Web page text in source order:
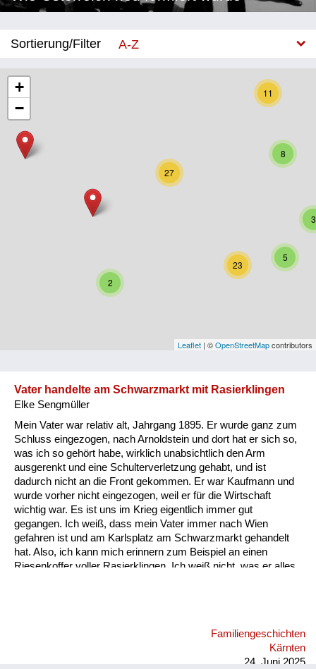
Sortierung/Filter
A-Z
Kärnten
Vorarlberg
Besatzungsmächte
Frauen, Mütter, Kinder
Versorgung
Heimkehrer
Fluchtgeschichten
Wiederaufbau und
8
23
27
3
2
11
5
+
−
Leaflet | ©OpenStreetMapcontributors
Vater handelte am Schwarzmarkt mit Rasierklingen
Elke Sengmüller
Mein Vater war relativ alt, Jahrgang 1895. Er wurde ganz zum
Schluss eingezogen, nach Arnoldstein und dort hat er sich so,
was ich so gehört habe, wirklich unabsichtlich den Arm
ausgerenkt und eine Schulterverletzung gehabt, und ist
dadurch nicht an die Front gekommen. Er war Kaufmann und
wurde vorher nicht eingezogen, weil er für die Wirtschaft
wichtig war. Es ist uns im Krieg eigentlich immer gut
gegangen. Ich weiß, dass mein Vater immer nach Wien
gefahren ist und am Karlsplatz am Schwarzmarkt gehandelt
hat. Also, ich kann mich erinnern zum Beispiel an einen
Riesenkoffer voller Rasierklingen. Ich weiß nicht, was er alles
Familiengeschichten
Kärnten
24. Juni 2025